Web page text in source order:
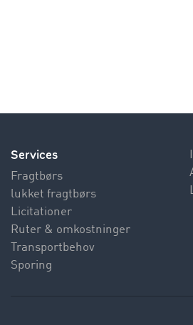
Services
Fragtbørs
lukket fragtbørs
Licitationer
Ruter & omkostninger
Transportbehov
Sporing